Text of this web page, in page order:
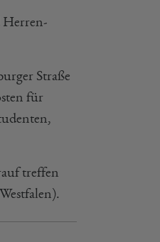
Herren-
Straße
für
treffen